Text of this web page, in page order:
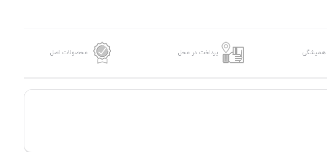
همیشگی پرداخت در محل محصولات اصل